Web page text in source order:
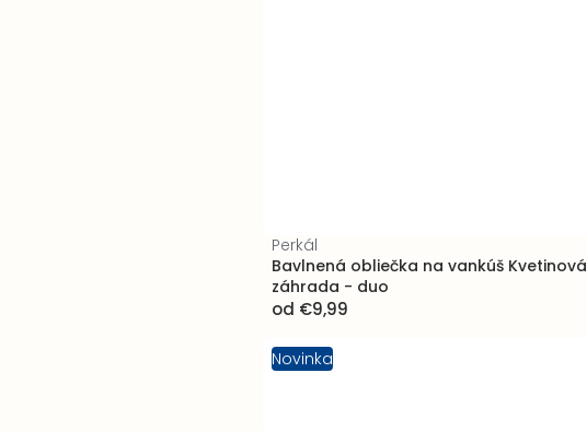
Perkál
Bavlnená obliečka na vankúš Kvetinová
záhrada - duo
od €9,99
Novinka